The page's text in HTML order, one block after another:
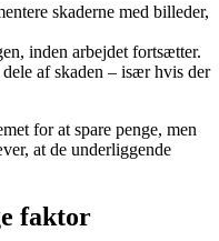
skaderne med billeder,
inden arbejdet fortsætter.
af skaden – især hvis der
for at spare penge, men
at de underliggende
faktor